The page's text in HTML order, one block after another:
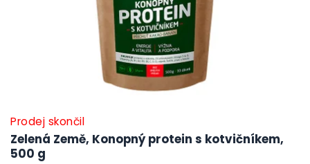
Zelená Země, Konopný protein s kotvičníkem,
500 g
Prodej skončil